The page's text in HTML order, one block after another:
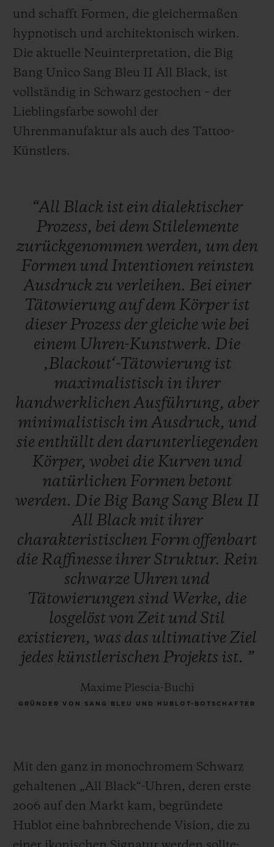
und schafft Formen, die gleichermaßen
hypnotisch und architektonisch wirken.
Die aktuelle Neuinterpretation, die Big
Bang Unico Sang Bleu II All Black, ist
vollständig in Schwarz gestochen – der
Lieblingsfarbe sowohl der
Uhrenmanufaktur als auch des Tattoo-
Künstlers.
“All Black ist ein dialektischer
Prozess, bei dem Stilelemente
zurückgenommen werden, um den
Formen und Intentionen reinsten
Ausdruckzu verleihen. Bei einer
Tätowierung aufdem Körper ist
dieser Prozess der gleiche wie bei
einem Uhren-Kunstwerk. Die
‚Blackout‘-Tätowierung ist
maximalistisch in ihrer
handwerklichen Ausführung, aber
minimalistisch im Ausdruck, und
sie enthüllt den darunterliegenden
Körper, wobei die Kurven und
natürlichen Formen betont
werden. Die Big Bang Sang Bleu II
All Black mit ihrer
charakteristischen Form offenbart
die Raffinesse ihrer Struktur. Rein
schwarze Uhren und
Tätowierungen sind Werke, die
losgelöstvon Zeit und Stil
existieren, was das ultimative Ziel
jedes künstlerischen Projekts ist. ”
Maxime Plescia-Buchi
GRÜNDER VON SANG BLEU UND HUBLOT-BOTSCHAFTER
Mit den ganz in monochromem Schwarz
gehaltenen „All Black“-Uhren, deren erste
2006 auf den Markt kam, begründete
Hublot eine bahnbrechende Vision, die zu